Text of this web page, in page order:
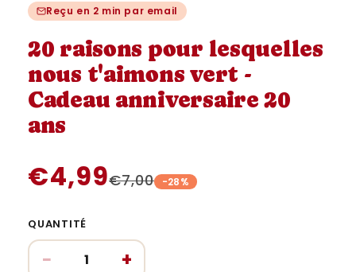
une
fenêtre
une
fenêtre
Reçu en 2 min par email
20 raisons pour lesquelles
nous t'aimons vert -
Cadeau anniversaire 20
ans
€4,99€7,00 -28%
QUANTITÉ
− +